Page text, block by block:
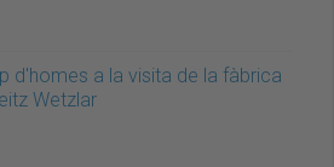
d'homes a la visita de la fàbrica
Wetzlar